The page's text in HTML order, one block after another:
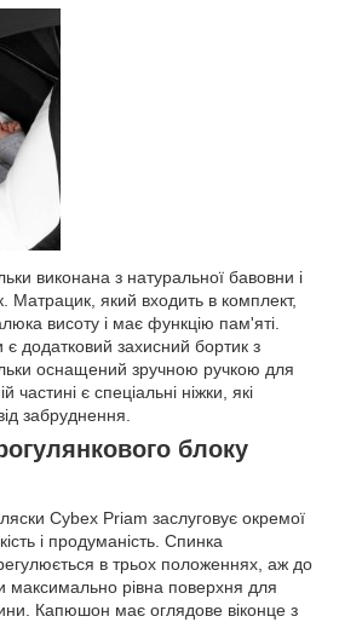
виконана з натуральної бавовни і
Матрацик, який входить в комплект,
висоту і має функцію пам'яті.
додатковий захисний бортик з
оснащений зручною ручкою для
є спеціальні ніжки, які
забруднення.
блоку
Cybex Priam заслуговує окремої
і продуманість. Спинка
в трьох положеннях, аж до
максимально рівна поверхня для
Капюшон має оглядове віконце з